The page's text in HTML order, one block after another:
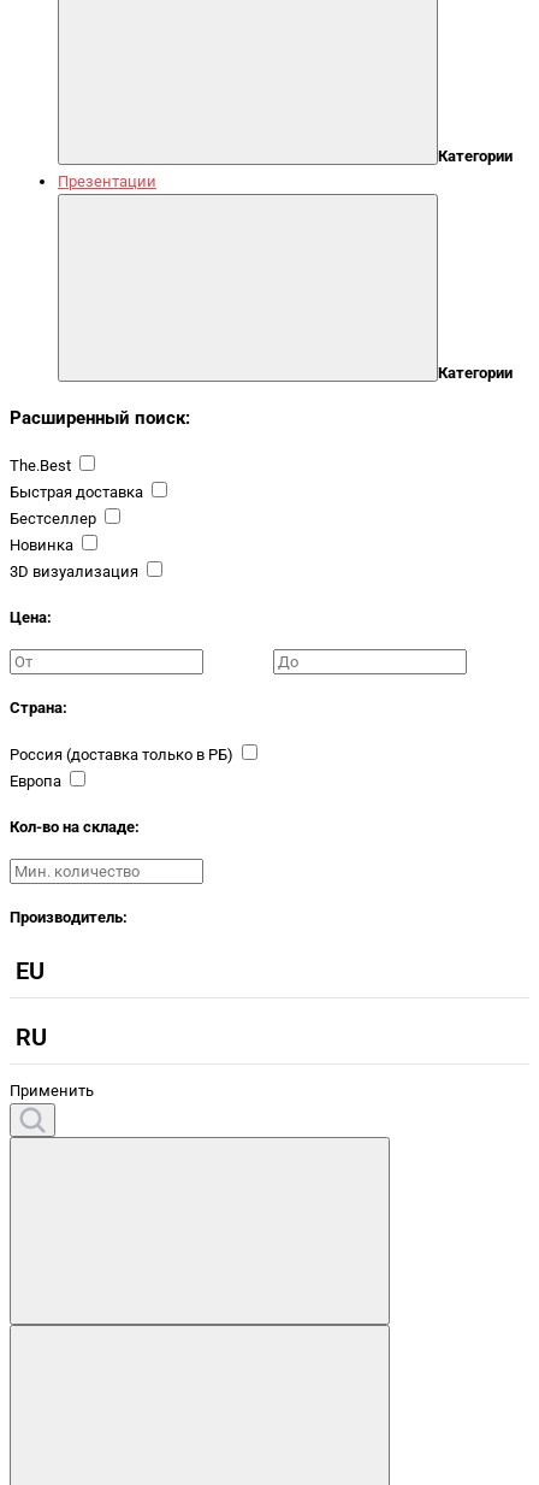
Категории
Презентации
Категории
Расширенный поиск:
The.Best
Быстрая доставка
Бестселлер
Новинка
3D визуализация
Цена:
Страна:
Россия (доставка только в РБ)
Европа
Кол-во на складе:
Производитель:
EU
RU
Применить